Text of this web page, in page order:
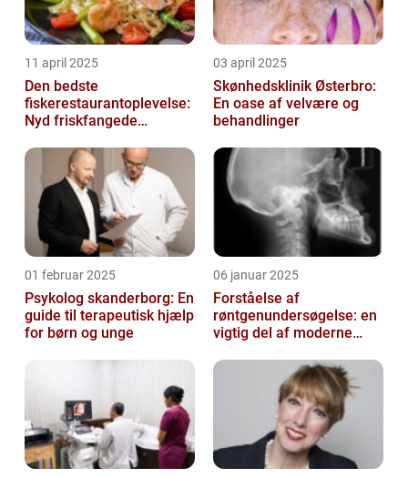
11 april 2025
Den bedste
fiskerestaurantoplevelse:
Nyd friskfangede
03 april 2025
Skønhedsklinik Østerbro:
En oase af velvære og
behandlinger
01 februar 2025
Psykolog skanderborg: En
guide til terapeutisk hjælp
for børn og unge
06 januar 2025
Forståelse af
røntgenundersøgelse: en
vigtig del af moderne